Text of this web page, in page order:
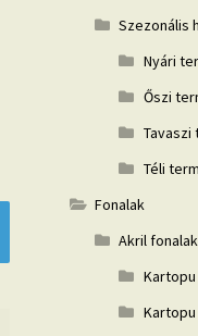
Szezonális
Nyári
Őszi
Téli
Fonalak
Akril fonalak
Kartopu